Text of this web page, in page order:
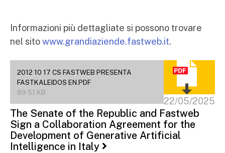
Informazioni più dettagliate si possono trovare
nel sitowww.grandiaziende.fastweb.it.
2012 10 17 CS FASTWEB PRESENTA
FASTKALEIDOS EN.PDF
89.51 KB
22/05/2025
The Senate of the Republic and Fastweb
Sign a Collaboration Agreement for the
Development of Generative Artificial
Intelligence in Italy